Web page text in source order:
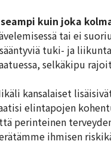
kuin joka
tai ei
tuki- ja
selkäkipu
kansalaiset
elintapojen
perinteinen
ihmisen